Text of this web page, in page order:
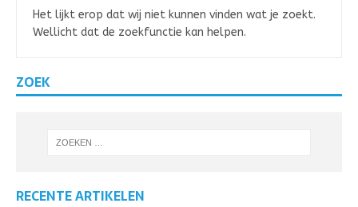
Het lijkt erop dat wij niet kunnen vinden wat je zoekt.
Wellicht dat de zoekfunctie kan helpen.
ZOEK
RECENTE ARTIKELEN